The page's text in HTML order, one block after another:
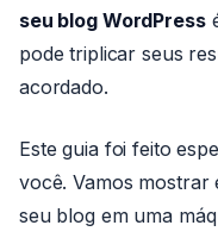
seu blog WordPress
pode triplicar seus
acordado.
Este guia foi feito
você. Vamos
seu blog em uma